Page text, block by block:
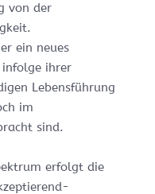
von der
ein neues
infolge ihrer
Lebensführung
im
sind.
erfolgt die